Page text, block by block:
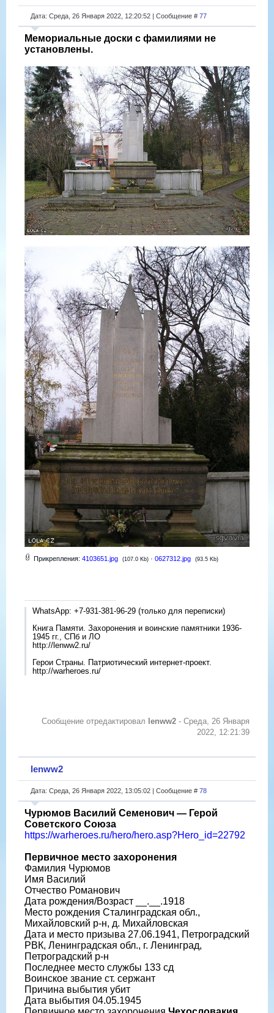
Дата: Среда, 26 Января 2022, 12:20:52 | Сообщение # 77
Мемориальные доски с фамилиями не
установлены.
Прикрепления: 4103651.jpg (107.0 Kb) · 0627312.jpg (93.5 Kb)
WhatsApp: +7-931-381-96-29 (только для переписки)
Книга Памяти. Захоронения и воинские памятники 1936-
1945 гг., СПб и ЛО
http://lenww2.ru/
Герои Страны. Патриотический интернет-проект.
http://warheroes.ru/
Сообщение отредактировал lenww2 - Среда, 26 Января
2022, 12:21:39
lenww2
Дата: Среда, 26 Января 2022, 13:05:02 | Сообщение # 78
Чурюмов Василий Семенович — Герой
Советского Союза
https://warheroes.ru/hero/hero.asp?Hero_id=22792
Первичное место захоронения
Фамилия Чурюмов
Имя Василий
Отчество Романович
Дата рождения/Возраст __.__.1918
Место рождения Сталинградская обл.,
Михайловский р-н, д. Михайловская
Дата и место призыва 27.06.1941, Петроградский
РВК, Ленинградская обл., г. Ленинград,
Петроградский р-н
Последнее место службы 133 сд
Воинское звание ст. сержант
Причина выбытия убит
Дата выбытия 04.05.1945